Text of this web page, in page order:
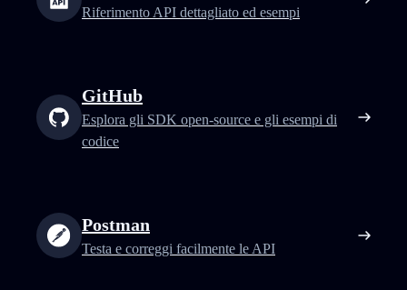
Riferimento API dettagliato ed esempi
GitHub
Esplora gli SDK open-source e gli esempi di
codice
Postman
Testa e correggi facilmente le API